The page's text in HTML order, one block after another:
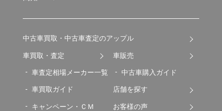
中古車買取・中古車査定のアップル
車買取・査定
車査定相場メーカー一覧
車買取ガイド
キャンペーン・ＣＭ
車販売
中古車購入ガイド
店舗を探す
お客様の声